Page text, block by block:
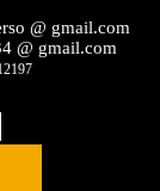
@ gmail.com
@ gmail.com